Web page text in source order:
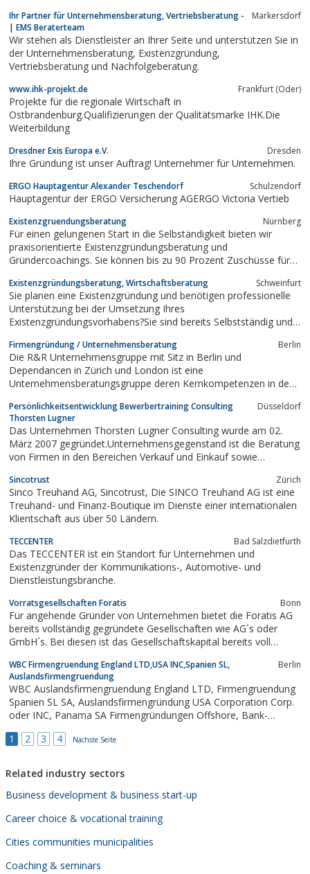
(Webseite, Flyer sowie Visitenkarten) so wie Sie es sich
vorstellen?Wir...
Ihr Partner für Unternehmensberatung, Vertriebsberatung -
| EMS Beraterteam
Markersdorf
Wir stehen als Dienstleister an Ihrer Seite und unterstützen Sie in
der Unternehmensberatung, Existenzgründung,
Vertriebsberatung und Nachfolgeberatung.
www.ihk-projekt.de Frankfurt (Oder)
Projekte für die regionale Wirtschaft in
Ostbrandenburg.Qualifizierungen der Qualitätsmarke IHK.Die
Weiterbildung
Dresdner Exis Europa e.V. Dresden
Ihre Gründung ist unser Auftrag! Unternehmer für Unternehmen.
ERGO Hauptagentur Alexander Teschendorf Schulzendorf
Hauptagentur der ERGO Versicherung AGERGO Victoria Vertieb
Existenzgruendungsberatung Nürnberg
Für einen gelungenen Start in die Selbständigkeit bieten wir
praxisorientierte Existenzgründungsberatung und
Gründercoachings. Sie können bis zu 90 Prozent Zuschüsse für
Ihnen für ein kostenfreies Erstgespräch zur Verfügung.
Existenzgründungsberatung, Wirtschaftsberatung Schweinfurt
Sie planen eine Existenzgründung und benötigen professionelle
Unterstützung bei der Umsetzung Ihres
Existenzgründungsvorhabens?Sie sind bereits Selbstständig und
Unternehmen in der Krise und brauchen Hilfe bei der Sanierung
Ihres Unternehmens?Gerne stehen wir...
Firmengründung / Unternehmensberatung Berlin
Die R&R Unternehmensgruppe mit Sitz in Berlin und
Dependancen in Zürich und London ist eine
Unternehmensberatungsgruppe deren Kernkompetenzen in den
Firmengründungen und Unternehmenszusammenschlüssen, der
Insolvenzabwicklung sowie in der Ansiedlung von natürlichen
und...
Persönlichkeitsentwicklung Bewerbertraining Consulting
Thorsten Lugner
Düsseldorf
Das Unternehmen Thorsten Lugner Consulting wurde am 02.
März 2007 gegründet.Unternehmensgegenstand ist die Beratung
von Firmen in den Bereichen Verkauf und Einkauf sowie
zur Personalvermittlung.Einen weiteren Schwerpunkt bilden
Beratungen für Existenzgründer...
Sincotrust Zürich
Sinco Treuhand AG, Sincotrust, Die SINCO Treuhand AG ist eine
Treuhand- und Finanz-Boutique im Dienste einer internationalen
Klientschaft aus über 50 Ländern.
TECCENTER Bad Salzdietfurth
Das TECCENTER ist ein Standort für Unternehmen und
Existenzgründer der Kommunikations-, Automotive- und
Dienstleistungsbranche.
Vorratsgesellschaften Foratis Bonn
Für angehende Gründer von Unternehmen bietet die Foratis AG
bereits vollständig gegründete Gesellschaften wie AG´s oder
GmbH´s. Bei diesen ist das Gesellschaftskapital bereits voll
Geschäftskonto eingerichtet, was bei Überschreibung der
Gesellschaft mit überschrieben wird....
WBC Firmengruendung England LTD,USA INC,Spanien SL,
Auslandsfirmengruendung
Berlin
WBC Auslandsfirmengruendung England LTD, Firmengruendung
Spanien SL SA, Auslandsfirmengründung USA Corporation Corp.
oder INC, Panama SA Firmengründungen Offshore, Bank-
1 2 3 4 Nächste Seite
Related industry sectors
Business development & business start-up
Career choice & vocational training
Cities communities municipalities
Coaching & seminars